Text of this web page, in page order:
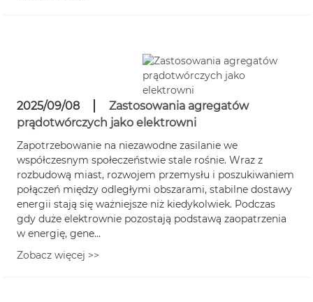
2025/09/08
Zastosowania agregatów
prądotwórczych jako elektrowni
Zapotrzebowanie na niezawodne zasilanie we
współczesnym społeczeństwie stale rośnie. Wraz z
rozbudową miast, rozwojem przemysłu i poszukiwaniem
połączeń między odległymi obszarami, stabilne dostawy
energii stają się ważniejsze niż kiedykolwiek. Podczas
gdy duże elektrownie pozostają podstawą zaopatrzenia
w energię, gene...
Zobacz więcej >>